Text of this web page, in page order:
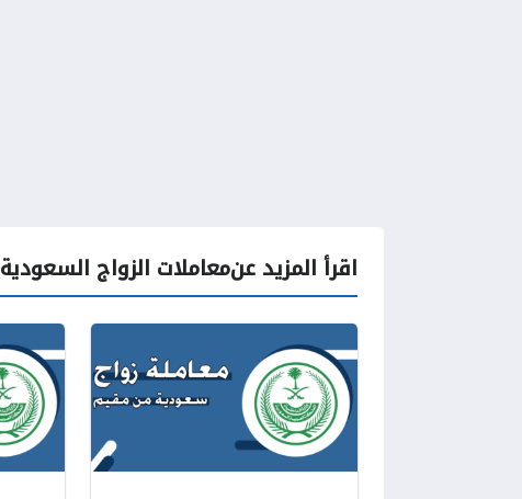
اقرأ المزيد عنمعاملات الزواج السعودية